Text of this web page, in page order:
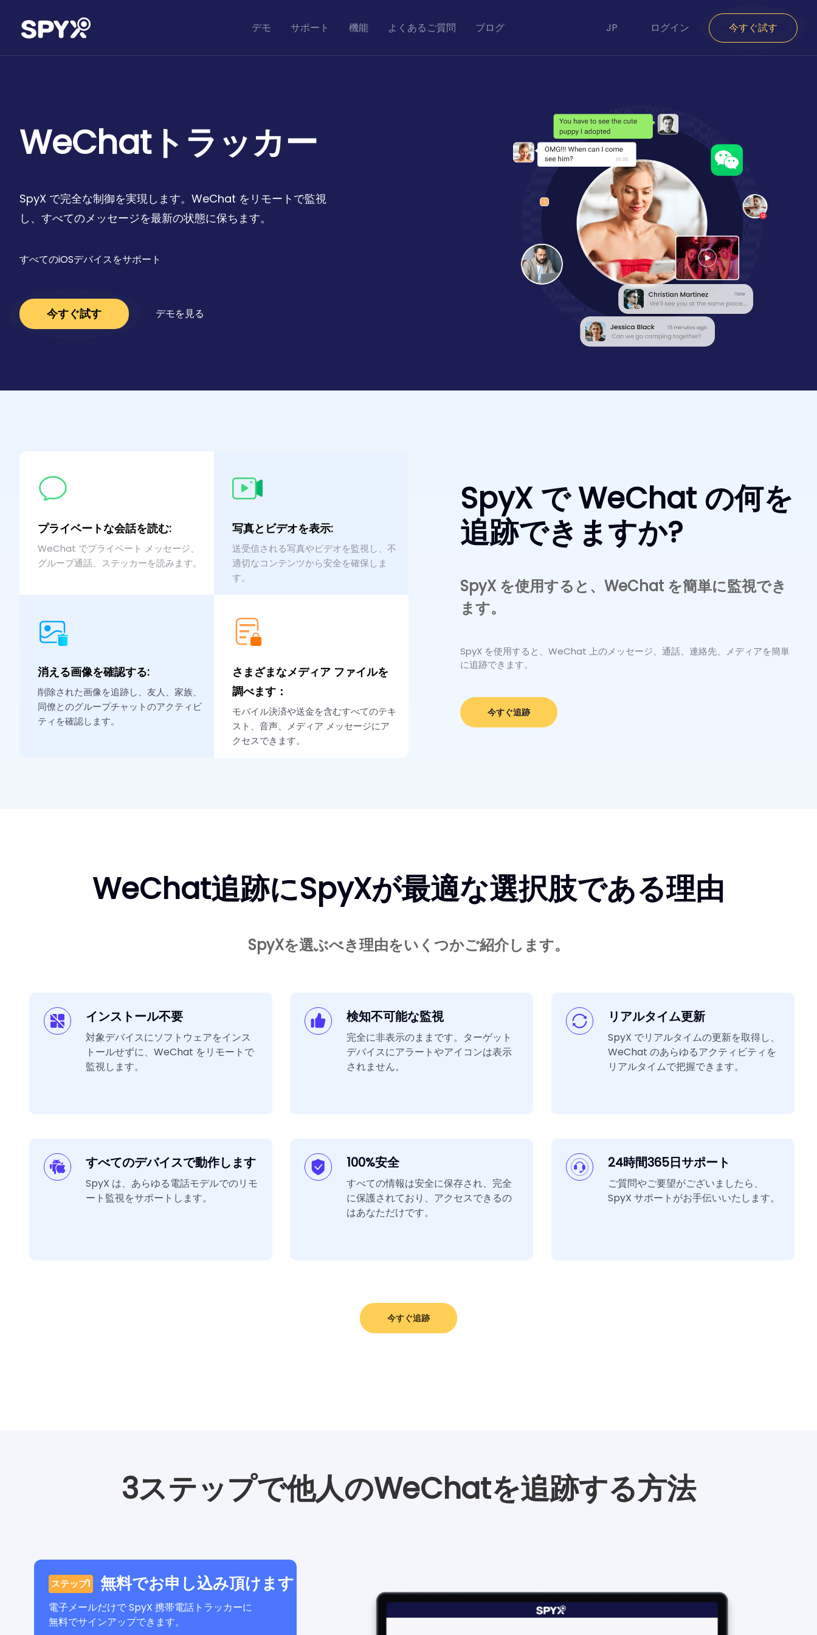
デモ サポート 機能 よくあるご質問 ブログ JP ログイン 今すぐ試す
WeChatトラッカー
SpyX で完全な制御を実現します。WeChat をリモートで監視
し、すべてのメッセージを最新の状態に保ちます。
すべてのiOSデバイスをサポート
今すぐ試す デモを見る
プライベートな会話を読む:
WeChat でプライベート メッセージ、
グループ通話、ステッカーを読みます。
写真とビデオを表示:
送受信される写真やビデオを監視し、不
適切なコンテンツから安全を確保しま
す。
消える画像を確認する:
削除された画像を追跡し、友人、家族、
同僚とのグループチャットのアクティビ
ティを確認します。
さまざまなメディア ファイルを
調べます：
モバイル決済や送金を含むすべてのテキ
スト、音声、メディア メッセージにア
クセスできます。
SpyX で WeChat の何を
追跡できますか?
SpyX を使用すると、WeChat を簡単に監視でき
ます。
SpyX を使用すると、WeChat 上のメッセージ、通話、連絡先、メディアを簡単
に追跡できます。
今すぐ追跡
WeChat追跡にSpyXが最適な選択肢である理由
SpyXを選ぶべき理由をいくつかご紹介します。
インストール不要
対象デバイスにソフトウェアをインス
トールせずに、WeChat をリモートで
監視します。
検知不可能な監視
完全に非表示のままです。ターゲット
デバイスにアラートやアイコンは表示
されません。
リアルタイム更新
SpyX でリアルタイムの更新を取得し、
WeChat のあらゆるアクティビティを
リアルタイムで把握できます。
すべてのデバイスで動作します
SpyX は、あらゆる電話モデルでのリモ
ート監視をサポートします。
100%安全
すべての情報は安全に保存され、完全
に保護されており、アクセスできるの
はあなただけです。
24時間365日サポート
ご質問やご要望がございましたら、
SpyX サポートがお手伝いいたします。
今すぐ追跡
3ステップで他人のWeChatを追跡する方法
ステップ1 無料でお申し込み頂けます
電子メールだけで SpyX 携帯電話トラッカーに
無料でサインアップできます。